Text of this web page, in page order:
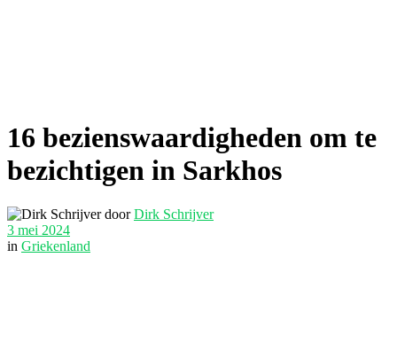
16 bezienswaardigheden om te
bezichtigen in Sarkhos
door Dirk Schrijver
3 mei 2024
in Griekenland